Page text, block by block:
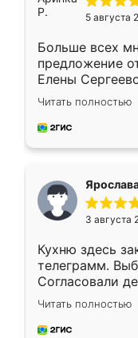
5 августа
Больше всех
предложение
Елены
короткие
для замера
предложил по
Читать полностью
3 августа
Кухню здесь
телеграмм.
Согласовали
недели кухня
довольны
мебель за
Читать полностью